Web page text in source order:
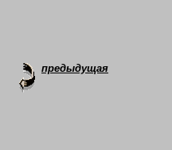
предыдущая